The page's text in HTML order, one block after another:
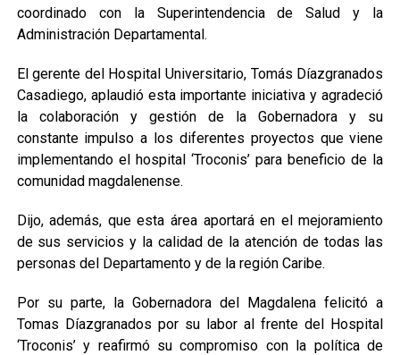
coordinado con la Superintendencia de Salud y la
Administración Departamental.
El gerente del Hospital Universitario, Tomás Díazgranados
Casadiego, aplaudió esta importante iniciativa y agradeció
la colaboración y gestión de la Gobernadora y su
constante impulso a los diferentes proyectos que viene
implementando el hospital ‘Troconis’ para beneficio de la
comunidad magdalenense.
Dijo, además, que esta área aportará en el mejoramiento
de sus servicios y la calidad de la atención de todas las
personas del Departamento y de la región Caribe.
Por su parte, la Gobernadora del Magdalena felicitó a
Tomas Díazgranados por su labor al frente del Hospital
‘Troconis’ y reafirmó su compromiso con la política de